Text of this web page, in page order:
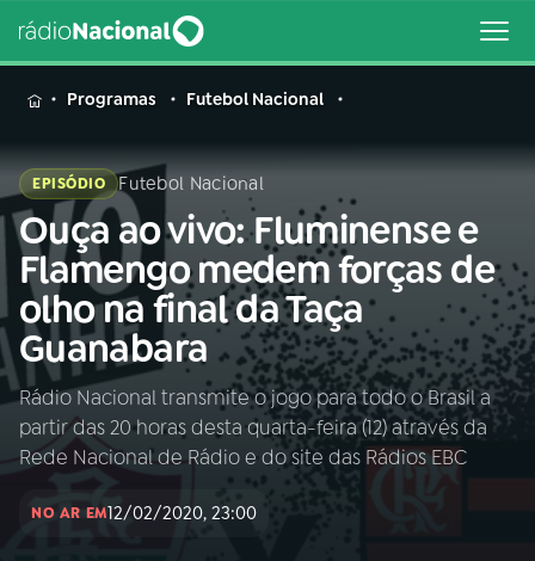
MENU
Buscar
na
Rádio
Nacional
Buscar
AO VIVO
01INÍCIO
02A RÁDIO
Programas Futebol Nacional
EPISÓDIO Futebol Nacional
Ouça ao vivo: Fluminense e
Flamengo medem forças de
olho na final da Taça
Guanabara
Rádio Nacional transmite o jogo para todo o Brasil a
partir das 20 horas desta quarta-feira (12) através da
Rede Nacional de Rádio e do site das Rádios EBC
NO AR EM12/02/2020, 23:00